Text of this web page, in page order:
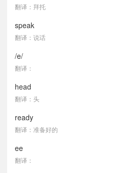
翻译：拜托
speak
翻译：说话
/e/
翻译：
head
翻译：头
ready
翻译：准备好的
ee
翻译：